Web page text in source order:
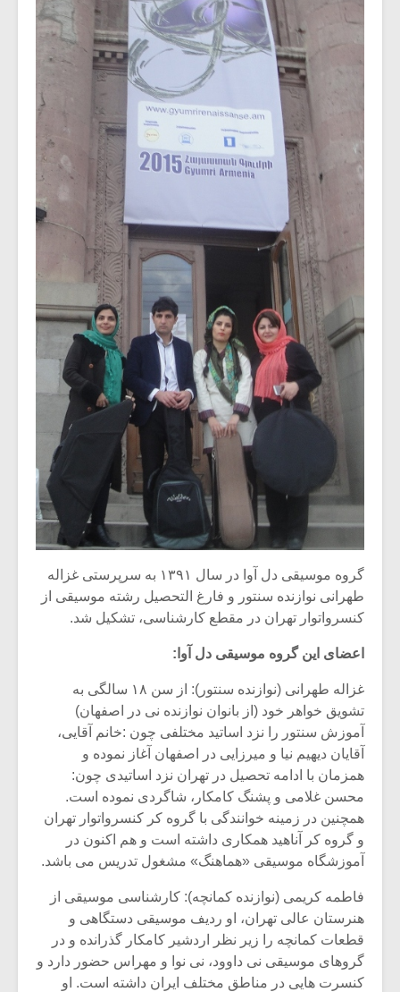
گروه موسیقی دل آوا در سال ۱۳۹۱ به سرپرستی غزاله
طهرانی نوازنده سنتور و فارغ التحصیل رشته موسیقی از
کنسرواتوار تهران در مقطع کارشناسی، تشکیل شد.
اعضای این گروه موسیقی دل آوا:
غزاله طهرانی (نوازنده سنتور): از سن ۱۸ سالگی به
تشویق خواهر خود (از بانوان نوازنده نی در اصفهان)
آموزش سنتور را نزد اساتید مختلفی چون :خانم آقایی،
آقایان دیهیم نیا و میرزایی در اصفهان آغاز نموده و
همزمان با ادامه تحصیل در تهران نزد اساتیدی چون:
محسن غلامی و پشنگ کامکار، شاگردی نموده است.
همچنین در زمینه خوانندگی با گروه کر کنسرواتوار تهران
و گروه کر آناهید همکاری داشته است و هم اکنون در
آموزشگاه موسیقی «هماهنگ» مشغول تدریس می باشد.
فاطمه کریمی (نوازنده کمانچه): کارشناسی موسیقی از
هنرستان عالی تهران، او ردیف موسیقی دستگاهی و
قطعات کمانچه را زیر نظر اردشیر کامکار گذرانده و در
گروهای موسیقی نی داوود، نی نوا و مهراس حضور دارد و
کنسرت هایی در مناطق مختلف ایران داشته است. او